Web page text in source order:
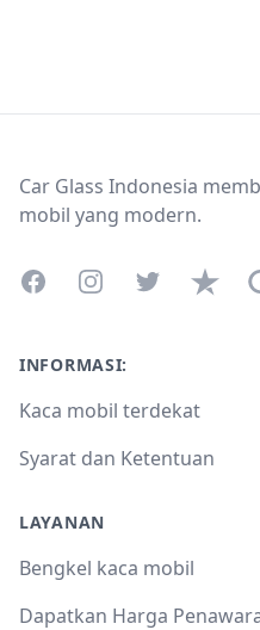
Car Glass Indonesia
mobil yang modern.
FacebookInstagramTwitter
INFORMASI:
Kaca mobil terdekat
Syarat dan Ketentuan
LAYANAN
Bengkel kaca mobil
Dapatkan Harga